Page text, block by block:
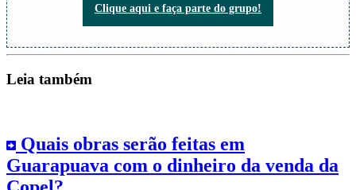
Clique aqui e faça parte do grupo!
Leia também
Quais obras serão feitas em
Guarapuava com o dinheiro da venda da